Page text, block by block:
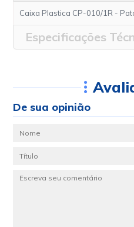
Caixa Plastica CP-010/1R -
Especificações
De sua opinião